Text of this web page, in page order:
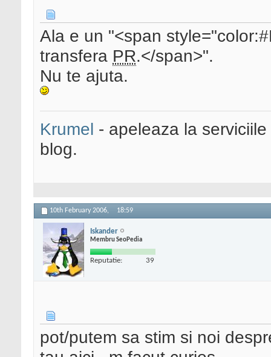
Ala e un "<span
transfera PR.</span>".
Nu te ajuta.
Krumel - apeleaza la
blog.
10th February 2006, 18:59
Iskander
Membru SeoPedia
Reputatie: 39
pot/putem sa stim si noi